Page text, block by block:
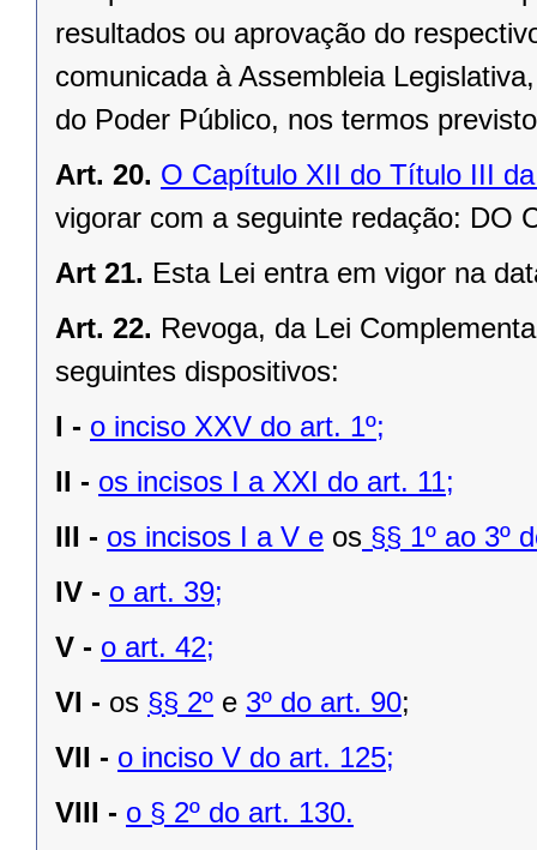
resultados ou aprovação do
comunicada à Assembleia
do Poder Público, nos termos
Art. 20. O Capítulo XII do Título III
vigorar com a seguinte redação: DO
Art 21. Esta Lei entra em vigor na
Art. 22. Revoga, da Lei
seguintes dispositivos:
I - o inciso XXV do art. 1º;
II - os incisos I a XXI do art. 11;
III - os incisos I a V e os §§ 1º ao 3º
IV - o art. 39;
V - o art. 42;
VI - os §§ 2º e 3º do art. 90;
VII - o inciso V do art. 125;
VIII - o § 2º do art. 130.